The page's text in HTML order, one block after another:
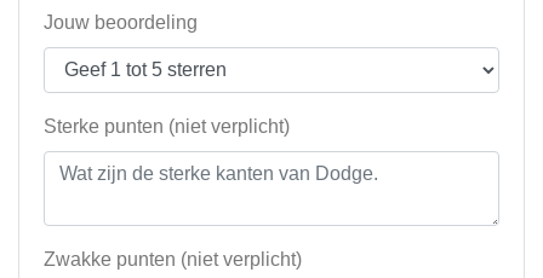
Jouw beoordeling
Sterke punten (niet verplicht)
Zwakke punten (niet verplicht)